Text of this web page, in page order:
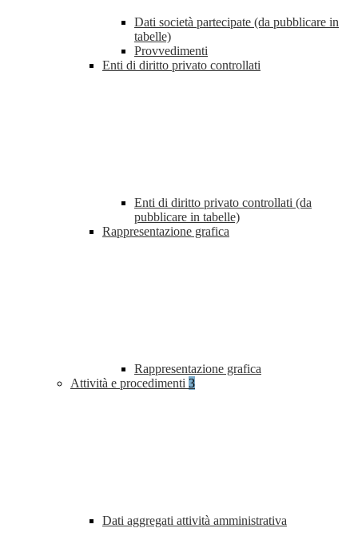
Dati società partecipate (da pubblicare in
tabelle)
Provvedimenti
Enti di diritto privato controllati
Enti di diritto privato controllati (da
pubblicare in tabelle)
Rappresentazione grafica
Rappresentazione grafica
Attività e procedimenti 3
Dati aggregati attività amministrativa